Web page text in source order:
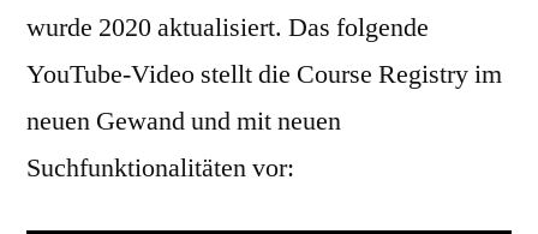
wurde 2020 aktualisiert. Das folgende
YouTube-Video stellt die Course Registry im
neuen Gewand und mit neuen
Suchfunktionalitäten vor: